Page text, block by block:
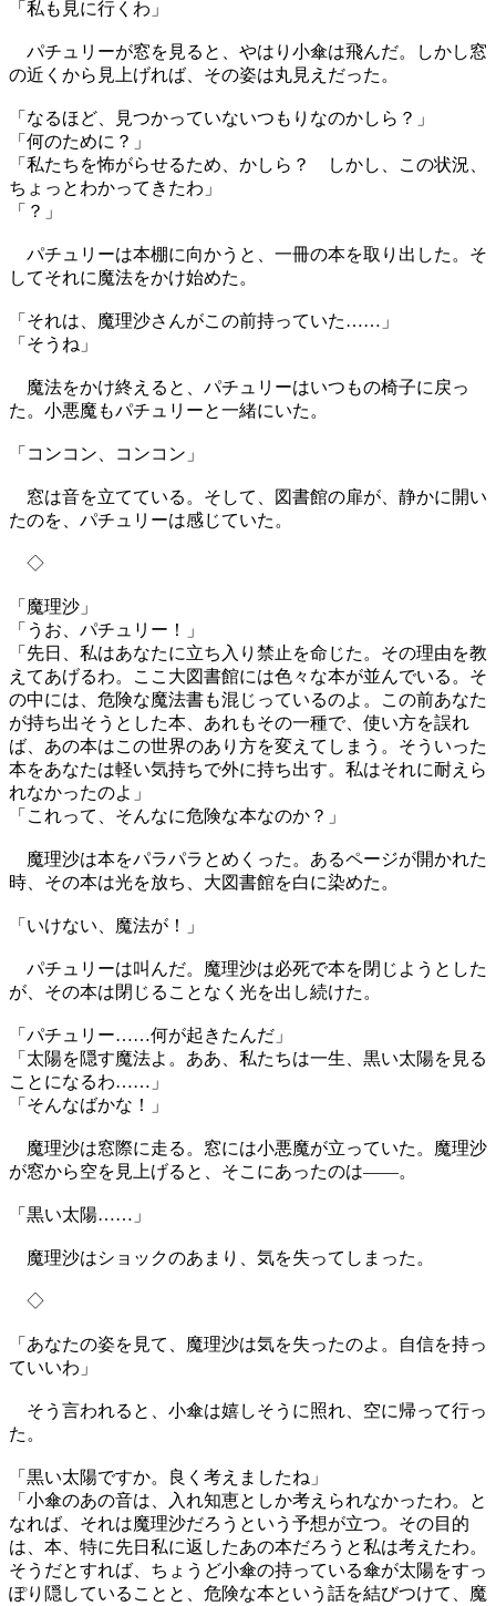
「私も見に行くわ」
パチュリーが窓を見ると、やはり小傘は飛んだ。しかし窓
の近くから見上げれば、その姿は丸見えだった。
「なるほど、見つかっていないつもりなのかしら？」
「何のために？」
「私たちを怖がらせるため、かしら？ しかし、この状況、
ちょっとわかってきたわ」
「？」
パチュリーは本棚に向かうと、一冊の本を取り出した。そ
してそれに魔法をかけ始めた。
「それは、魔理沙さんがこの前持っていた……」
「そうね」
魔法をかけ終えると、パチュリーはいつもの椅子に戻っ
た。小悪魔もパチュリーと一緒にいた。
「コンコン、コンコン」
窓は音を立てている。そして、図書館の扉が、静かに開い
たのを、パチュリーは感じていた。
◇
「魔理沙」
「うお、パチュリー！」
「先日、私はあなたに立ち入り禁止を命じた。その理由を教
えてあげるわ。ここ大図書館には色々な本が並んでいる。そ
の中には、危険な魔法書も混じっているのよ。この前あなた
が持ち出そうとした本、あれもその一種で、使い方を誤れ
ば、あの本はこの世界のあり方を変えてしまう。そういった
本をあなたは軽い気持ちで外に持ち出す。私はそれに耐えら
れなかったのよ」
「これって、そんなに危険な本なのか？」
魔理沙は本をパラパラとめくった。あるページが開かれた
時、その本は光を放ち、大図書館を白に染めた。
「いけない、魔法が！」
パチュリーは叫んだ。魔理沙は必死で本を閉じようとした
が、その本は閉じることなく光を出し続けた。
「パチュリー……何が起きたんだ」
「太陽を隠す魔法よ。ああ、私たちは一生、黒い太陽を見る
ことになるわ……」
「そんなばかな！」
魔理沙は窓際に走る。窓には小悪魔が立っていた。魔理沙
が窓から空を見上げると、そこにあったのは――。
「黒い太陽……」
魔理沙はショックのあまり、気を失ってしまった。
◇
「あなたの姿を見て、魔理沙は気を失ったのよ。自信を持っ
ていいわ」
そう言われると、小傘は嬉しそうに照れ、空に帰って行っ
た。
「黒い太陽ですか。良く考えましたね」
「小傘のあの音は、入れ知恵としか考えられなかったわ。と
なれば、それは魔理沙だろうという予想が立つ。その目的
は、本、特に先日私に返したあの本だろうと私は考えたわ。
そうだとすれば、ちょうど小傘の持っている傘が太陽をすっ
ぽり隠していることと、危険な本という話を結びつけて、魔